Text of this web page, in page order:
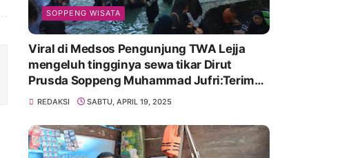
SOPPENG WISATA
Viral di Medsos Pengunjung TWA Lejja
mengeluh tingginya sewa tikar Dirut
Prusda Soppeng Muhammad Jufri:Terima
kasih bu bantu Promosikan
REDAKSI SABTU, APRIL 19, 2025